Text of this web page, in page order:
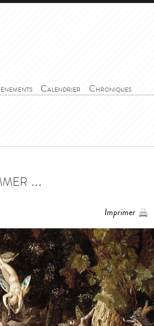
Calendrier Chroniques
...
Imprimer